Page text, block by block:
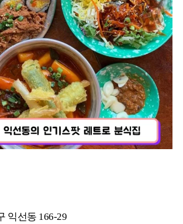
익선동 166-29